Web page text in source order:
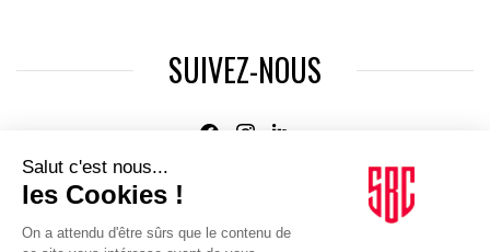
SUIVEZ-NOUS